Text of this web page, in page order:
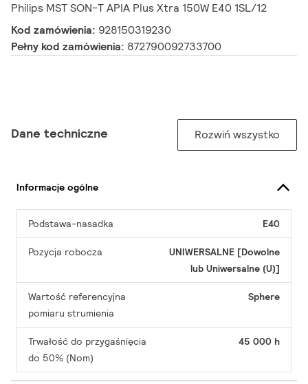
Philips MST SON-T APIA Plus Xtra 150W E40 1SL/12
Kod zamówienia: 928150319230
Pełny kod zamówienia: 872790092733700
Dane techniczne Rozwiń wszystko
Informacje ogólne
Podstawa-nasadka E40
Pozycja robocza
UNIWERSALNE [Dowolne
lub Uniwersalne (U)]
Wartość referencyjna
pomiaru strumienia
Sphere
Trwałość do przygaśnięcia
do 50% (Nom)
45 000 h